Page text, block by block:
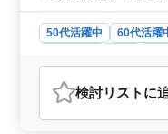
50代活躍中 60代活躍
おすすめポイント
＜経験者優遇・中高
検討リスト に